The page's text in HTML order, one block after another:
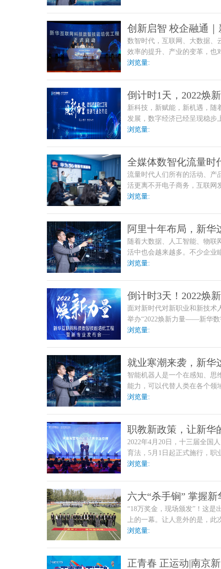
创新启智 校企融通
新专业发布会盛大启
数智时代，互联网、大数据、
效率的提升、产业的变革，也
联网科技立足数字产业发
浏览量:
倒计时1天，2022焕
道
新科技，新赋能，新机遇，随
发展，数字经济已经呈现稳步
增加值占GDP比重达到10%。
浏览量:
全媒体数智化流量时
饽
流量时代人们所有的活动、产
活更离不开电子商务，互联网
出。数据显示，2021年
浏览量:
阿里十年布局，新华
随着大数据、人工智能、物联
活中也会越来越多。不少企业
业，大量互联网专业技术人
浏览量:
倒计时3天！2022焕
布会亮点抢先看
面对新时代对新职业和新技术
举办“2022焕新力量——新华数
赋能为支柱，围绕三大新专业
浏览量:
就业寒潮来袭，新华
智能机器人是一个在感知、思
能力，可以代替人类在各个领
护理、医疗、物流、送餐、科
浏览量:
职教新政策，让新华
2022年4月20日，十三届全国
育法，5月1日起正式施行，
为职业教育的践行者，新华互
浏览量:
六大“杀手锏” 掌握
“18万奖金，现场颁发”！这
上的一幕。让人意外的是，
据悉，本次表彰大会针对的
浏览量:
正青春 正运动|南京